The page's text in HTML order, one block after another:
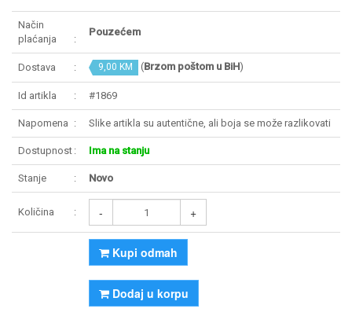
Način
plaćanja
Pouzećem
Dostava 9,00 KM (Brzom poštom u BiH)
Id artikla #1869
Napomena Slike artikla su autentične, ali boja se može razlikovati
Dostupnost Ima na stanju
Stanje Novo
Količina - +
Kupi odmah
Dodaj u korpu